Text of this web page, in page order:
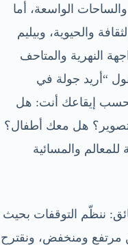
الواسعة، أما
والحيوية، وبيليم
النهرية والمتاحف
“أريد جولة في
بحسب إيقاعك أنت: هل
هل معك أطفال؟
والمسائية
ننظّم التوقفات بحيث
مرتفع ومنخفض، ونقترح